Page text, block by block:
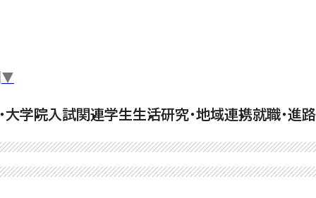
▼
大学院 入試関連学生生活研究・地域連携就職・進路